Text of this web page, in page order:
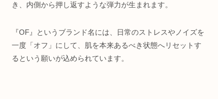
き、内側から押し返すような弾力が生まれます。
『OF』というブランド名には、日常のストレスやノイズを
一度「オフ」にして、肌を本来あるべき状態へリセットす
るという願いが込められています。